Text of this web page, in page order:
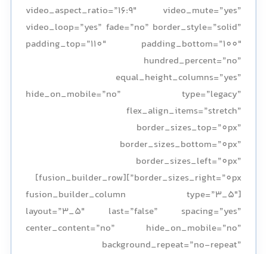
video_aspect_ratio=”16:9″ video_mute=”yes”
video_loop=”yes” fade=”no” border_style=”solid”
padding_top=”110″ padding_bottom=”100″
hundred_percent=”no”
equal_height_columns=”yes”
hide_on_mobile=”no” type=”legacy”
flex_align_items=”stretch”
border_sizes_top=”0px”
border_sizes_bottom=”0px”
border_sizes_left=”0px”
border_sizes_right=”0px”][fusion_builder_row]
[fusion_builder_column type=”3_5″
layout=”3_5″ last=”false” spacing=”yes”
center_content=”no” hide_on_mobile=”no”
background_repeat=”no-repeat”